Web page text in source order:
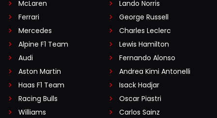
McLaren
Ferrari
Mercedes
Alpine F1 Team
Audi
Aston Martin
Haas F1 Team
Racing Bulls
Williams
Lando Norris
George Russell
Charles Leclerc
Lewis Hamilton
Fernando Alonso
Andrea Kimi Antonelli
Isack Hadjar
Oscar Piastri
Carlos Sainz